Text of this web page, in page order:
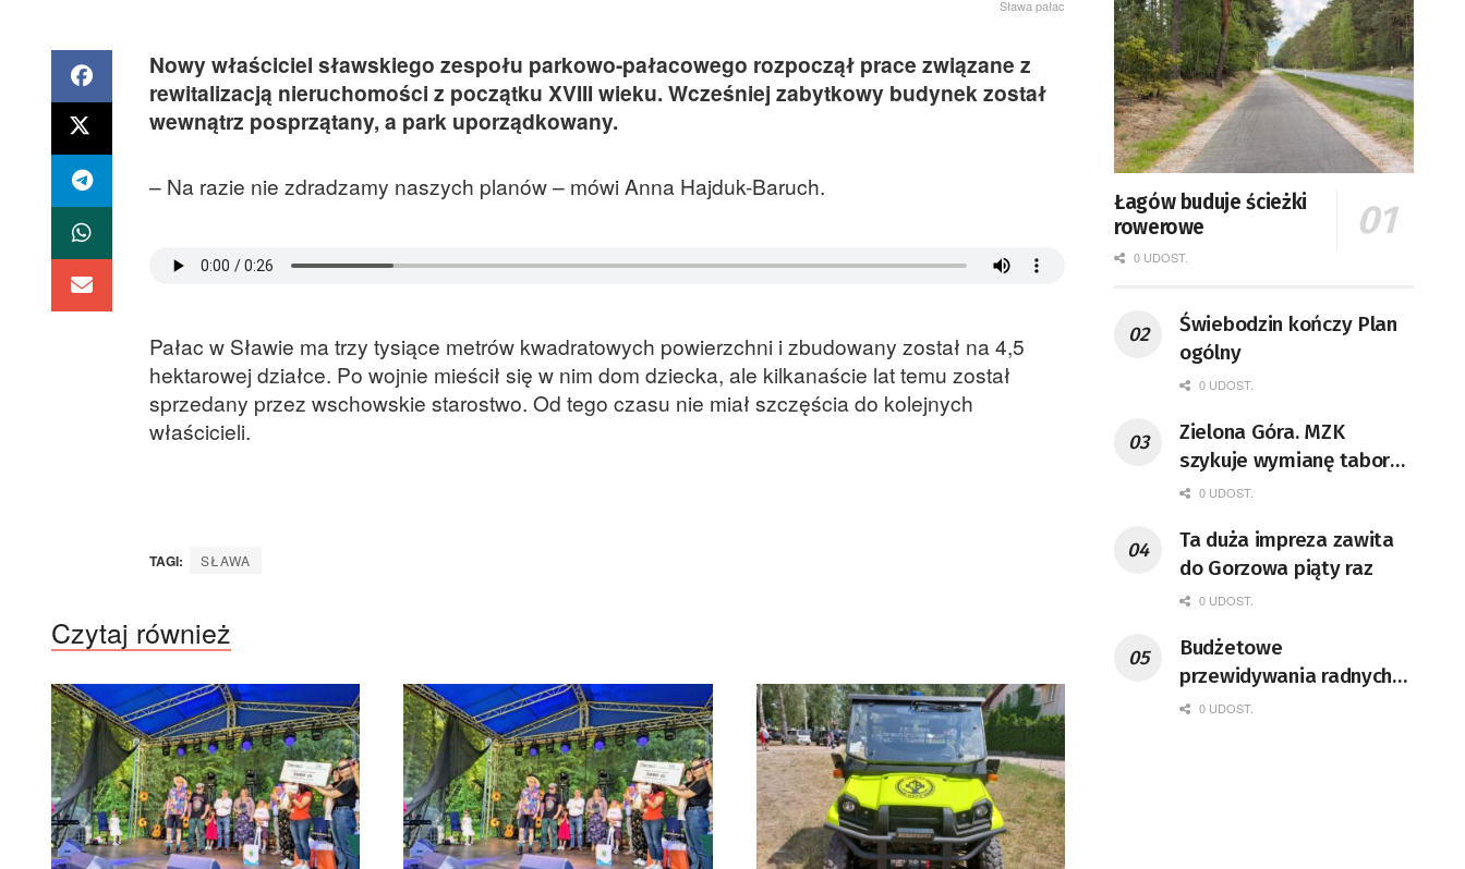
Sława pałac
Nowy właściciel sławskiego zespołu parkowo-pałacowego rozpoczął prace związane z
rewitalizacją nieruchomości z początku XVIII wieku. Wcześniej zabytkowy budynek został
wewnątrz posprzątany, a park uporządkowany.
– Na razie nie zdradzamy naszych planów – mówi Anna Hajduk-Baruch.
Pałac w Sławie ma trzy tysiące metrów kwadratowych powierzchni i zbudowany został na 4,5
hektarowej działce. Po wojnie mieścił się w nim dom dziecka, ale kilkanaście lat temu został
sprzedany przez wschowskie starostwo. Od tego czasu nie miał szczęścia do kolejnych
właścicieli.
TAGI: SŁAWA
Czytaj również
Łagów buduje ścieżki
rowerowe
0 UDOST.
Świebodzin kończy Plan
ogólny
0 UDOST.
Zielona Góra. MZK
szykuje wymianę taboru i
rozbudowę zajezdni
0 UDOST.
Ta duża impreza zawita
do Gorzowa piąty raz
0 UDOST.
Budżetowe
przewidywania radnych
sejmiku
0 UDOST.